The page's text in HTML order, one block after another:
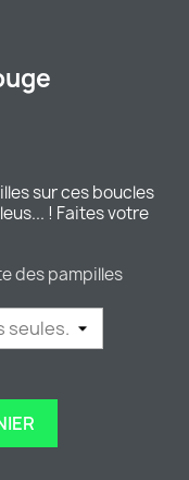
sur ces boucles
! Faites votre
des pampilles